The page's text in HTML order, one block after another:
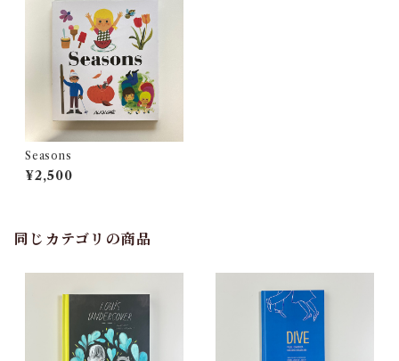
Seasons
¥2,500
同じカテゴリの商品